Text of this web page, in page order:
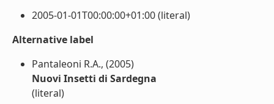
2005-01-01T00:00:00+01:00 (literal)
Alternative label
Pantaleoni R.A., (2005)
Nuovi Insetti di Sardegna
(literal)